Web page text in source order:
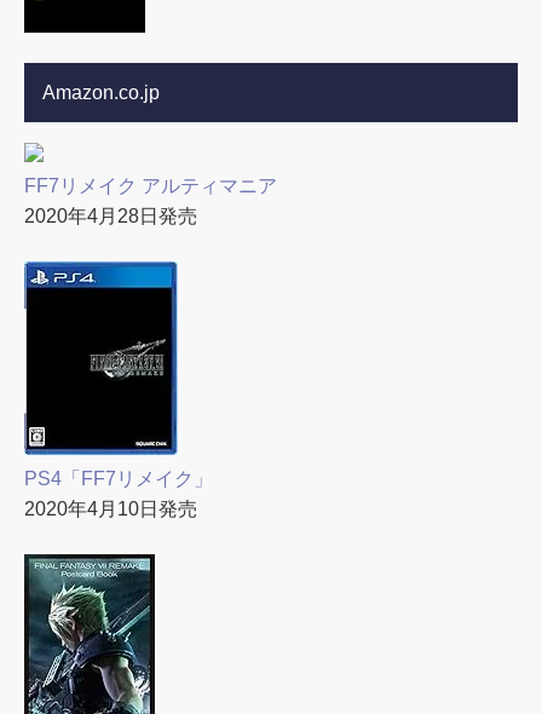
Amazon.co.jp
FF7リメイク アルティマニア
2020年4月28日発売
PS4「FF7リメイク」
2020年4月10日発売